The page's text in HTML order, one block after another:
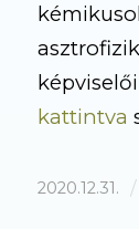
kattintva
2020.12.31. /